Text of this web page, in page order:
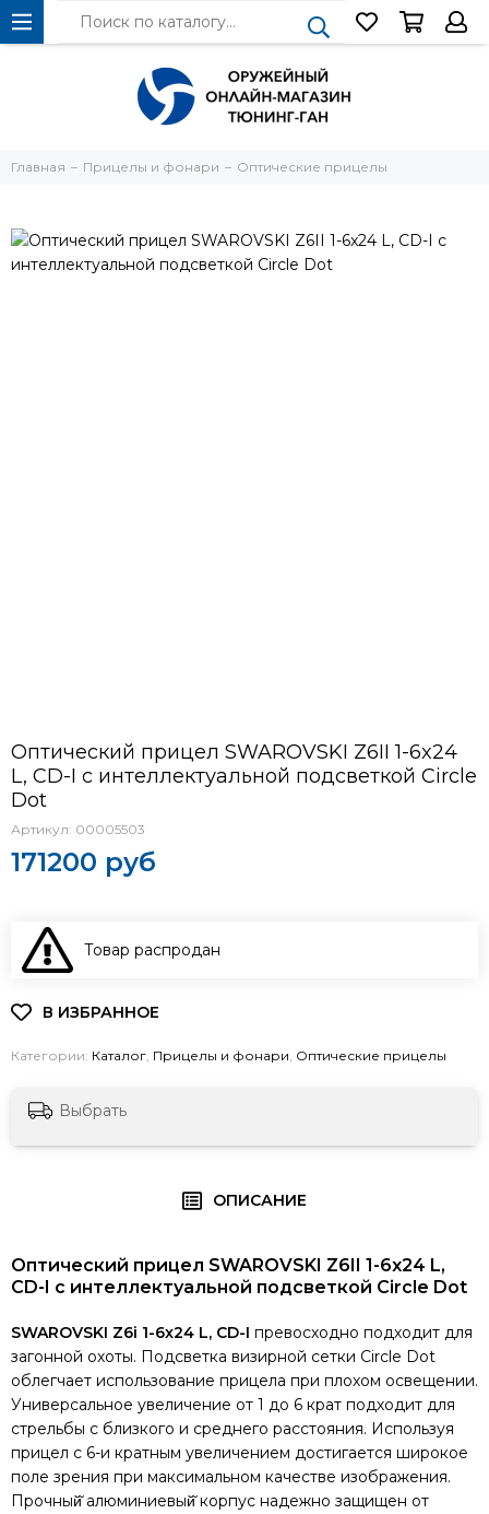
Главная Прицелы и фонари Оптические прицелы
Оптический прицел SWAROVSKI Z6II 1-6x24
L, CD-I с интеллектуальной подсветкой Circle
Dot
Артикул: 00005503
171200 руб
Товар распродан
Категории: Каталог, Прицелы и фонари, Оптические прицелы
Выбрать
ОПИСАНИЕ
Оптический прицел SWAROVSKI Z6II 1-6x24 L,
CD-I с интеллектуальной подсветкой Circle Dot
SWAROVSKI Z6i 1-6x24 L, CD-I превосходно подходит для
загонной охоты. Подсветка визирной сетки Circle Dot
облегчает использование прицела при плохом освещении.
Универсальное увеличение от 1 до 6 крат подходит для
стрельбы с близкого и среднего расстояния. Используя
прицел с 6-и кратным увеличением достигается широкое
поле зрения при максимальном качестве изображения.
Прочный̆ алюминиевый̆ корпус надежно защищен от